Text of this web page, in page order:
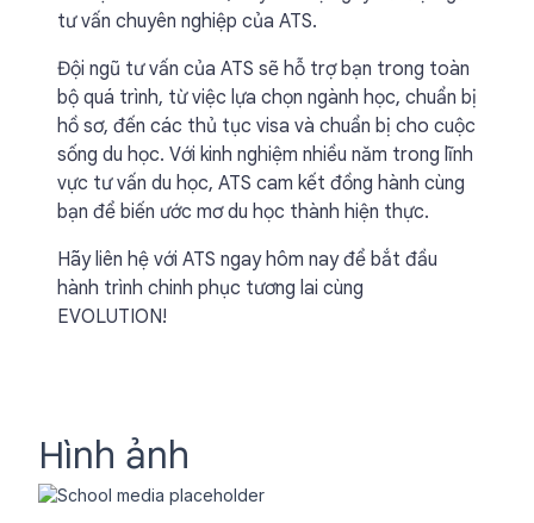
tư vấn chuyên nghiệp của ATS.
Đội ngũ tư vấn của ATS sẽ hỗ trợ bạn trong toàn
bộ quá trình, từ việc lựa chọn ngành học, chuẩn bị
hồ sơ, đến các thủ tục visa và chuẩn bị cho cuộc
sống du học. Với kinh nghiệm nhiều năm trong lĩnh
vực tư vấn du học, ATS cam kết đồng hành cùng
bạn để biến ước mơ du học thành hiện thực.
Hãy liên hệ với ATS ngay hôm nay để bắt đầu
hành trình chinh phục tương lai cùng
EVOLUTION!
Hình ảnh